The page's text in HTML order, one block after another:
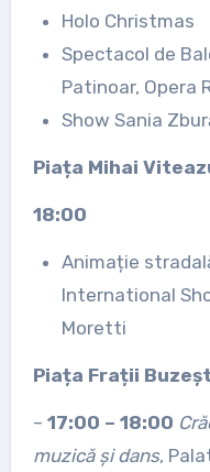
Holo Christmas
Spectacol de
Patinoar, Opera
Show Sania
Piața Mihai
18:00
Animație
International
Moretti
Piața Frații
– 17:00 – 18:00
muzică și dans,